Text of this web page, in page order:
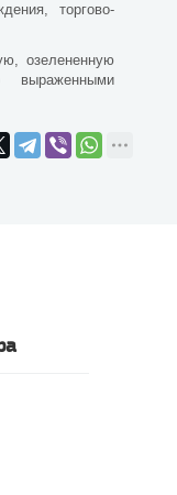
торгово-
озелененную
выраженными